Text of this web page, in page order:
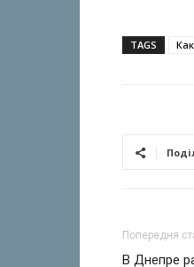
TAGS
Попередня
В Днепре